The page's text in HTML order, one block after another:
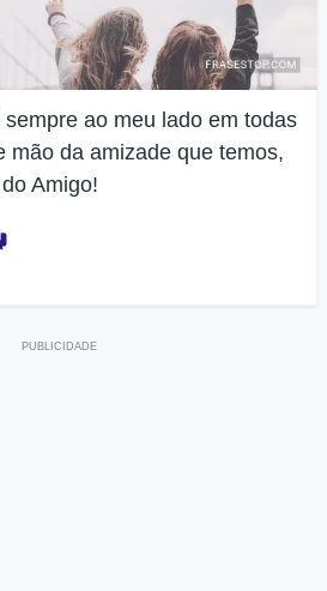
ao meu lado em todas
mão da amizade que temos,
Amigo!